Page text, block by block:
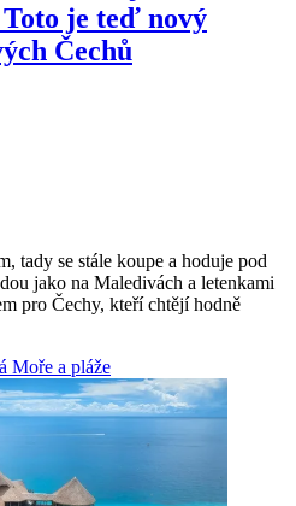
je teď nový
Čechů
tady se stále koupe a hoduje pod
jako na Maledivách a letenkami
pro Čechy, kteří chtějí hodně
Moře a pláže